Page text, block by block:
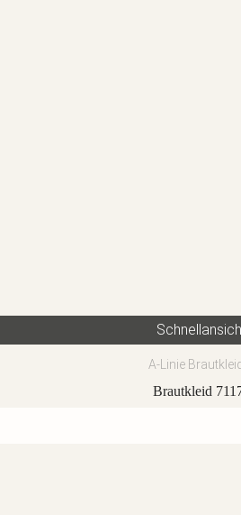
A-Linie
Brautkleid